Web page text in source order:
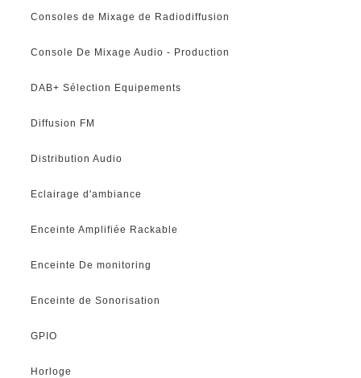
Consoles de Mixage de Radiodiffusion
Console De Mixage Audio - Production
DAB+ Sélection Equipements
Diffusion FM
Distribution Audio
Eclairage d'ambiance
Enceinte Amplifiée Rackable
Enceinte De monitoring
Enceinte de Sonorisation
GPIO
Horloge